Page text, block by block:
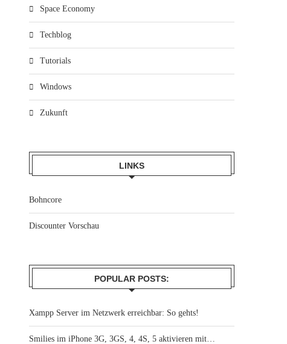
Space Economy
Techblog
Tutorials
Windows
Zukunft
LINKS
Bohncore
Discounter Vorschau
POPULAR POSTS:
Xampp Server im Netzwerk erreichbar: So gehts!
Smilies im iPhone 3G, 3GS, 4, 4S, 5 aktivieren mit…